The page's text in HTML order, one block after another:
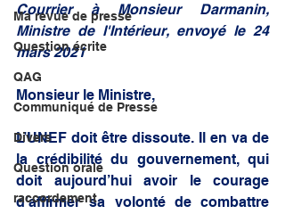
Ma revue de presse
Question écrite
QAG
Communiqué de Presse
Divers
Question orale
raccordement
Courrier à Monsieur Darmanin,
Ministre de l'Intérieur, envoyé le 24
mars 2021
Monsieur le Ministre,
L’UNEF doit être dissoute. Il en va de
la crédibilité du gouvernement, qui
doit aujourd’hui avoir le courage
d’affirmer sa volonté de combattre